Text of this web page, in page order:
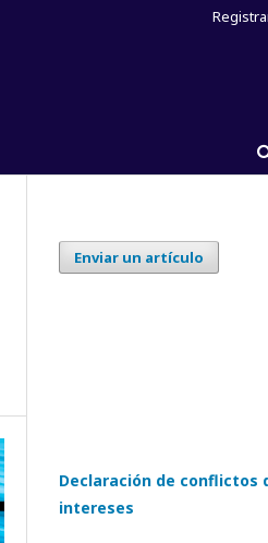
Enviar un artículo
Declaración de conflictos
intereses